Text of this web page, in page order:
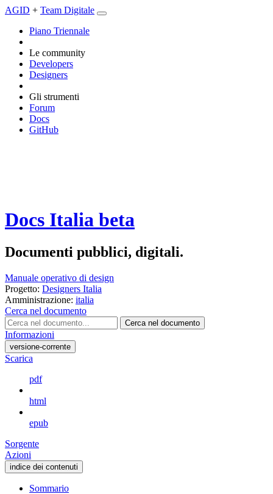
AGID + Team Digitale
Piano Triennale
Le community
Developers
Designers
Gli strumenti
Forum
Docs
GitHub
Docs Italia beta
Documenti pubblici, digitali.
Manuale operativo di design
Progetto: Designers Italia
Amministrazione: italia
Cerca nel documento
Cerca nel documento
Informazioni
versione-corrente
Scarica
pdf
html
epub
Sorgente
Azioni
indice dei contenuti
Sommario